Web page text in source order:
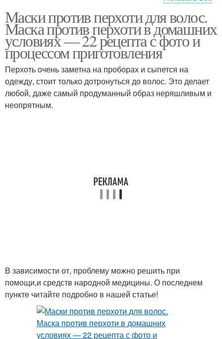
Масло от перхоти Отвар от перхоти
Яйца от перхоти Луки от перхоти
Маски против перхоти для волос.
Маска против перхоти в домашних
условиях — 22 рецепта с фото и
процессом приготовления
Перхоть очень заметна на проборах и сыпется на
одежду, стоит только дотронуться до волос. Это делает
любой, даже самый продуманный образ неряшливым и
неопрятным.
В зависимости от, проблему можно решить при
помощи,и средств народной медицины. О последнем
пункте читайте подробно в нашей статье!